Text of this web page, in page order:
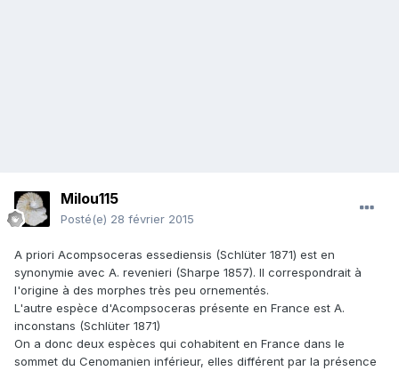
Milou115
Posté(e) 28 février 2015
A priori Acompsoceras essediensis (Schlüter 1871) est en
synonymie avec A. revenieri (Sharpe 1857). Il correspondrait à
l'origine à des morphes très peu ornementés.
L'autre espèce d'Acompsoceras présente en France est A.
inconstans (Schlüter 1871)
On a donc deux espèces qui cohabitent en France dans le
sommet du Cenomanien inférieur, elles différent par la présence